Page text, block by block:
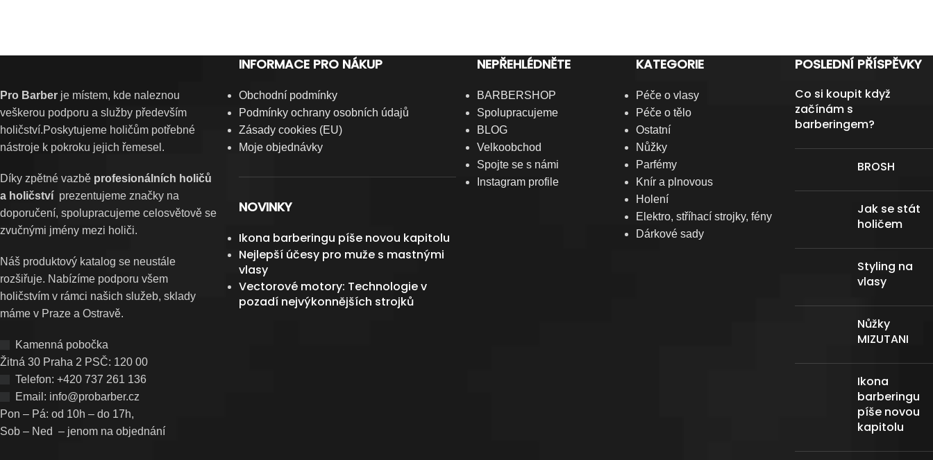
Pro Barber je místem, kde naleznou
veškerou podporu a služby především
holičství.Poskytujeme holičům potřebné
nástroje k pokroku jejich řemesel.
Díky zpětné vazbě profesionálních holičů
a holičství prezentujeme značky na
doporučení, spolupracujeme celosvětově se
zvučnými jmény mezi holiči.
Náš produktový katalog se neustále
rozšiřuje. Nabízíme podporu všem
holičstvím v rámci našich služeb, sklady
máme v Praze a Ostravě.
Kamenná pobočka
Žitná 30 Praha 2 PSČ: 120 00
Telefon: +420 737 261 136
Email: info@probarber.cz
Pon – Pá: od 10h – do 17h,
Sob – Ned – jenom na objednání
INFORMACE PRO NÁKUP
Obchodní podmínky
Podmínky ochrany osobních údajů
Zásady cookies (EU)
Moje objednávky
NOVINKY
Ikona barberingu píše novou kapitolu
Nejlepší účesy pro muže s mastnými
vlasy
Vectorové motory: Technologie v
pozadí nejvýkonnějších strojků
NEPŘEHLÉDNĚTE
BARBERSHOP
Spolupracujeme
BLOG
Velkoobchod
Spojte se s námi
Instagram profile
KATEGORIE
Péče o vlasy
Péče o tělo
Ostatní
Nůžky
Parfémy
Knír a plnovous
Holení
Elektro, stříhací strojky, fény
Dárkové sady
POSLEDNÍ PŘÍSPĚVKY
Co si koupit když
začínám s
barberingem?
BROSH
Jak se stát
holičem
Styling na
vlasy
Nůžky
MIZUTANI
Ikona
barberingu
píše novou
kapitolu